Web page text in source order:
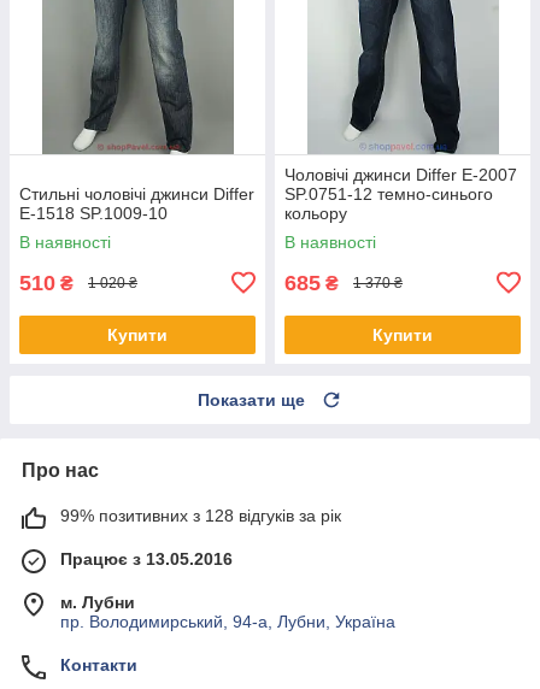
Стильні чоловічі джинси Differ
E-1518 SP.1009-10
В наявності
510 ₴ 1 020 ₴
Купити
Чоловічі джинси Differ E-2007
SP.0751-12 темно-синього
кольору
В наявності
685 ₴ 1 370 ₴
Купити
Показати ще
Про нас
99% позитивних з 128 відгуків за рік
Працює з 13.05.2016
м. Лубни
пр. Володимирський, 94-а, Лубни, Україна
Контакти